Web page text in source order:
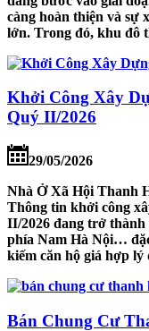
càng hoàn thiện và sự
lớn. Trong đó, khu đô
Khởi Công Xây
Quý II/2026
29/05/2026
Nhà Ở Xã Hội Thanh
Thông tin khởi công
II/2026 đang trở thành
phía Nam Hà Nội…
kiếm căn hộ giá hợp lý
Bán Chung Cư